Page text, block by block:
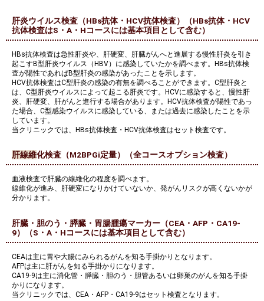
肝炎ウイルス検査（HBs抗体・HCV抗体検査）（HBs抗体・HCV
抗体検査はS・A・Hコースには基本項目として含む）
HBs抗体検査は急性肝炎や、肝硬変、肝臓がんへと進展する慢性肝炎を引き
起こすB型肝炎ウイルス（HBV）に感染していたかを調べます。HBs抗体検
査が陽性であればB型肝炎の感染があったことを示します。
HCV抗体検査はC型肝炎の感染の有無を調べることができます。C型肝炎と
は、C型肝炎ウイルスによって起こる肝炎です。HCVに感染すると、慢性肝
炎、肝硬変、肝がんと進行する場合があります。HCV抗体検査が陽性であっ
た場合、C型感染ウイルスに感染している、または過去に感染したことを示
しています。
当クリニックでは、HBs抗体検査・HCV抗体検査はセット検査です。
肝線維化検査（M2BPGi定量）（全コースオプション検査）
血液検査で肝臓の線維化の程度を調べます。
線維化が進み、肝硬変になりかけていないか、発がんリスクが高くないかが
分かります。
肝臓・胆のう・膵臓・胃腸腫瘍マーカー（CEA・AFP・CA19-
9）（S・A・Hコースには基本項目として含む）
CEAは主に胃や大腸にみられるがんを知る手掛かりとなります。
AFPは主に肝がんを知る手掛かりになります。
CA19-9は主に消化管・膵臓・胆のう・胆管あるいは卵巣のがんを知る手掛
かりになります。
当クリニックでは、CEA・AFP・CA19-9はセット検査となります。